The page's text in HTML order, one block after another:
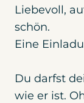
Liebevoll,
schön.
Eine
Du darfst
wie er ist.